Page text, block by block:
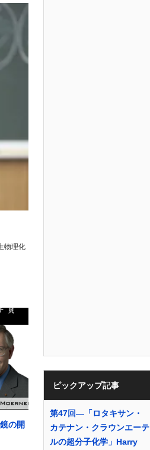
物理化
の開
ピックアップ記事
第47回―「ロタキサン・
カテナン・クラウンエーテ
ルの超分子化学」Harry